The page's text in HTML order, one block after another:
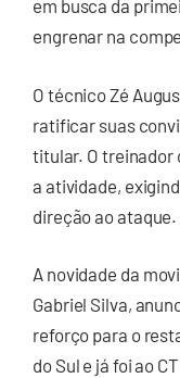
em busca da
engrenar na
O técnico Zé
ratificar suas
titular. O treinador
a atividade,
direção ao ataque.
A novidade da
Gabriel Silva,
reforço para o
do Sul e já foi ao